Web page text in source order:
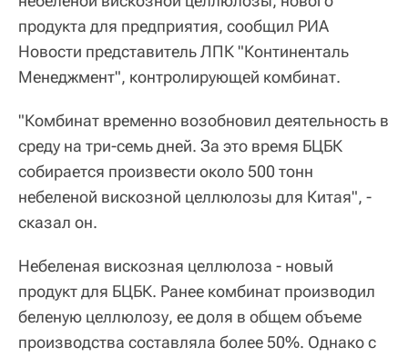
продукта для предприятия, сообщил РИА
Новости представитель ЛПК "Континенталь
Менеджмент", контролирующей комбинат.
"Комбинат временно возобновил деятельность в
среду на три-семь дней. За это время БЦБК
собирается произвести около 500 тонн
небеленой вискозной целлюлозы для Китая", -
сказал он.
Небеленая вискозная целлюлоза - новый
продукт для БЦБК. Ранее комбинат производил
беленую целлюлозу, ее доля в общем объеме
производства составляла более 50%. Однако с